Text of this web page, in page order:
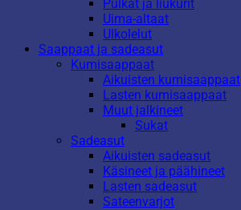
Pulkat ja liukurit
Uima-altaat
Ulkolelut
Saappaat ja sadeasut
Kumisaappaat
Aikuisten kumisaappaat
Lasten kumisaappaat
Muut jalkineet
Sukat
Sadeasut
Aikuisten sadeasut
Käsineet ja päähineet
Lasten sadeasut
Sateenvarjot